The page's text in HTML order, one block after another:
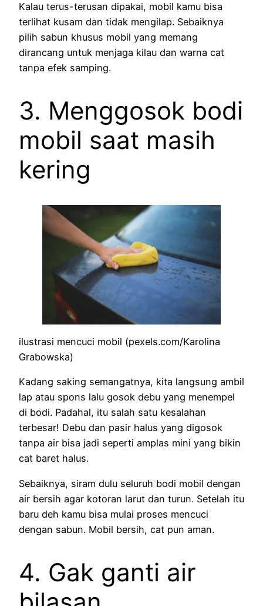
Kalau terus-terusan dipakai, mobil kamu bisa
terlihat kusam dan tidak mengilap. Sebaiknya
pilih sabun khusus mobil yang memang
dirancang untuk menjaga kilau dan warna cat
tanpa efek samping.
3. Menggosok bodi
mobil saat masih
kering
ilustrasi mencuci mobil (pexels.com/Karolina
Grabowska)
Kadang saking semangatnya, kita langsung ambil
lap atau spons lalu gosok debu yang menempel
di bodi. Padahal, itu salah satu kesalahan
terbesar! Debu dan pasir halus yang digosok
tanpa air bisa jadi seperti amplas mini yang bikin
cat baret halus.
Sebaiknya, siram dulu seluruh bodi mobil dengan
air bersih agar kotoran larut dan turun. Setelah itu
baru deh kamu bisa mulai proses mencuci
dengan sabun. Mobil bersih, cat pun aman.
4. Gak ganti air